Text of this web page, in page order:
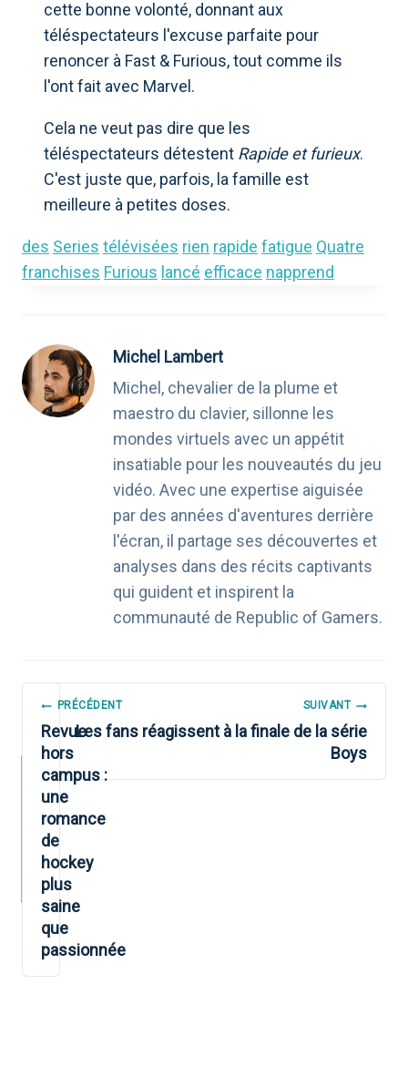
cette bonne volonté, donnant aux
téléspectateurs l'excuse parfaite pour
renoncer à Fast & Furious, tout comme ils
l'ont fait avec Marvel.
Cela ne veut pas dire que les
téléspectateurs détestent Rapide et furieux.
C'est juste que, parfois, la famille est
meilleure à petites doses.
des Series télévisées rien rapide fatigue Quatre
franchises Furious lancé efficace napprend
Michel Lambert
Michel, chevalier de la plume et
maestro du clavier, sillonne les
mondes virtuels avec un appétit
insatiable pour les nouveautés du jeu
vidéo. Avec une expertise aiguisée
par des années d'aventures derrière
l'écran, il partage ses découvertes et
analyses dans des récits captivants
qui guident et inspirent la
communauté de Republic of Gamers.
NAVIGATION
DE
L’ARTICLE
PRÉCÉDENT
Revue
hors
campus :
une
romance
de
hockey
plus
saine
que
passionnée
SUIVANT
Les fans réagissent à la finale de la série
Boys